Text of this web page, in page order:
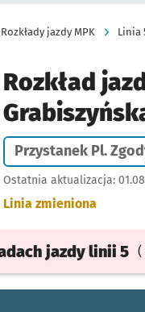
Rozkłady jazdy MPK Linia
Rozkład
Przystanek Pl.
Ostatnia aktualizacja:
Linia zmieniona
jazdylinii 5 (